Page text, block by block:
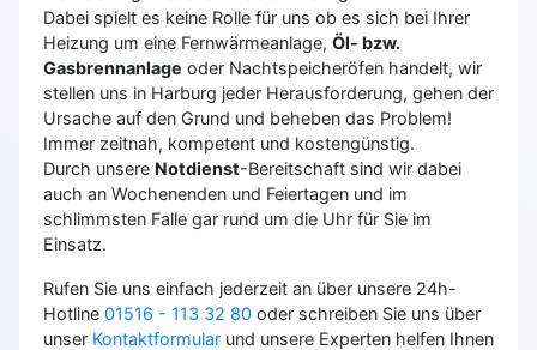
Dabei spielt es keine Rolle für uns ob es sich bei Ihrer
Heizung um eine Fernwärmeanlage, Öl- bzw.
Gasbrennanlage oder Nachtspeicheröfen handelt, wir
stellen uns in Harburg jeder Herausforderung, gehen der
Ursache auf den Grund und beheben das Problem!
Immer zeitnah, kompetent und kostengünstig.
Durch unsere Notdienst-Bereitschaft sind wir dabei
auch an Wochenenden und Feiertagen und im
schlimmsten Falle gar rund um die Uhr für Sie im
Einsatz.
Rufen Sie uns einfach jederzeit an über unsere 24h-
Hotline 01516 - 113 32 80 oder schreiben Sie uns über
unser Kontaktformular und unsere Experten helfen Ihnen